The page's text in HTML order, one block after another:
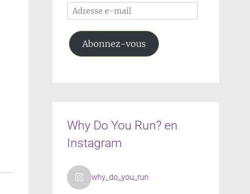
Adresse
e-
mail
Abonnez-vous
Why Do You Run? en
Instagram
why_do_you_run